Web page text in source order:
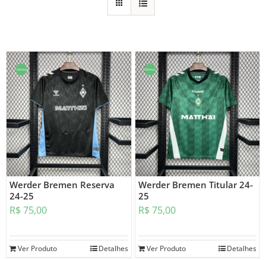
Oferta!
Werder Bremen Reserva
24-25
R$ 75,00
Ver Produto Detalhes
Oferta!
Werder Bremen Titular 24-
25
R$ 75,00
Ver Produto Detalhes